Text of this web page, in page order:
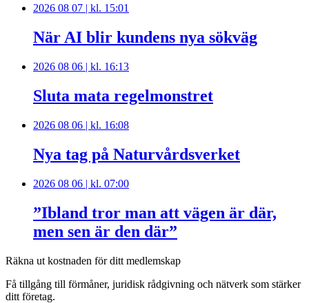
2026 08 07 | kl. 15:01
När AI blir kundens nya sökväg
2026 08 06 | kl. 16:13
Sluta mata regelmonstret
2026 08 06 | kl. 16:08
Nya tag på Naturvårdsverket
2026 08 06 | kl. 07:00
”Ibland tror man att vägen är där,
men sen är den där”
Räkna ut kostnaden för ditt medlemskap
Få tillgång till förmåner, juridisk rådgivning och nätverk som stärker
ditt företag.